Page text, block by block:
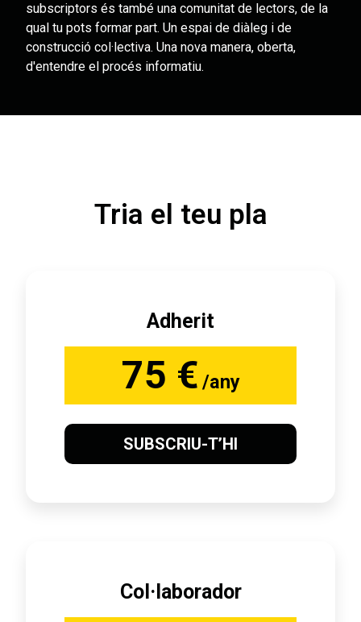
subscriptors és també una comunitat de lectors, de la
qual tu pots formar part. Un espai de diàleg i de
construcció col·lectiva. Una nova manera, oberta,
d'entendre el procés informatiu.
Tria el teu pla
Adherit
75 € /any
SUBSCRIU-T’HI
Col·laborador